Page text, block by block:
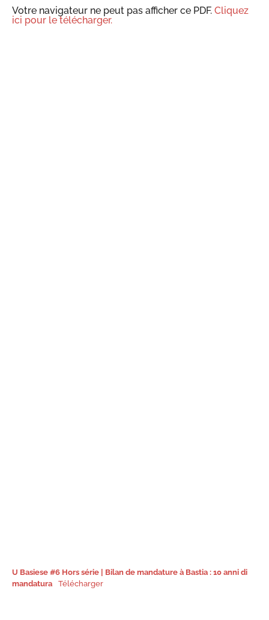
Votre navigateur ne peut pas afficher ce PDF. Cliquez
ici pour le télécharger.
U Basiese #6 Hors série | Bilan de mandature à Bastia : 10 anni di
mandatura
Télécharger